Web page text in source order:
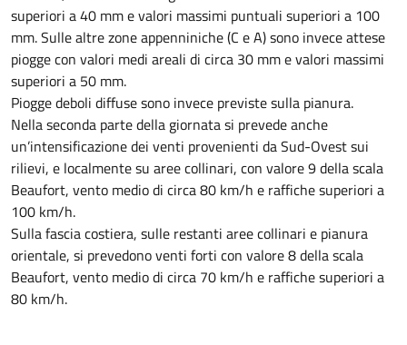
superiori a 40 mm e valori massimi puntuali superiori a 100
mm. Sulle altre zone appenniniche (C e A) sono invece attese
piogge con valori medi areali di circa 30 mm e valori massimi
superiori a 50 mm.
Piogge deboli diffuse sono invece previste sulla pianura.
Nella seconda parte della giornata si prevede anche
un’intensificazione dei venti provenienti da Sud-Ovest sui
rilievi, e localmente su aree collinari, con valore 9 della scala
Beaufort, vento medio di circa 80 km/h e raffiche superiori a
100 km/h.
Sulla fascia costiera, sulle restanti aree collinari e pianura
orientale, si prevedono venti forti con valore 8 della scala
Beaufort, vento medio di circa 70 km/h e raffiche superiori a
80 km/h.